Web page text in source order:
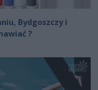
Bydgoszczy i
?